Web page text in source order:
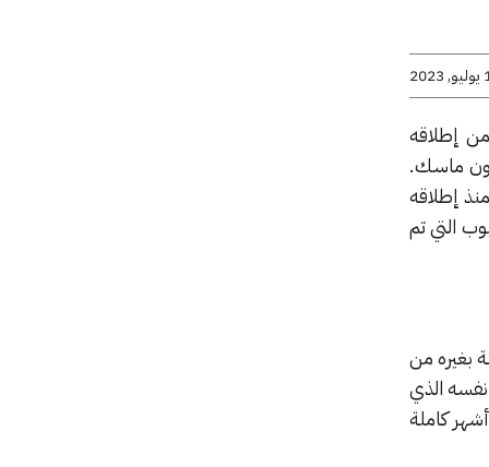
فقط من إطلاقه
ماسك.
إطلاقه
التي تم
بغيره من
نفسه الذي
الأب الروحي لهذا التطبيق تطلب 10 أشهر كاملة